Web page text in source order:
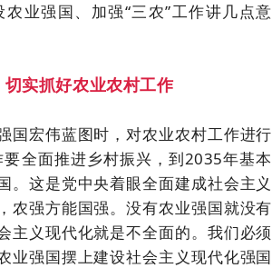
业强国、加强“三农”工作讲几点意
实抓好农业农村工作
国宏伟蓝图时，对农业农村工作进行
全面推进乡村振兴，到2035年基本
。这是党中央着眼全面建成社会主义
农强方能国强。没有农业强国就没有
主义现代化就是不全面的。我们必须
业强国摆上建设社会主义现代化强国